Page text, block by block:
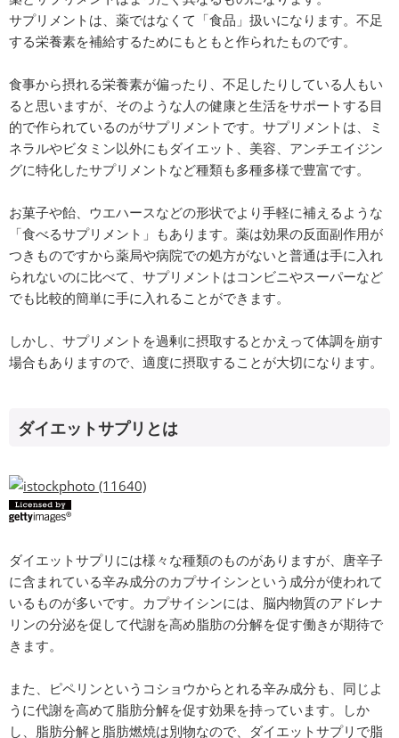
サプリメントは、薬ではなくて「食品」扱いになります。不足
する栄養素を補給するためにもともと作られたものです。
食事から摂れる栄養素が偏ったり、不足したりしている人もい
ると思いますが、そのような人の健康と生活をサポートする目
的で作られているのがサプリメントです。サプリメントは、ミ
ネラルやビタミン以外にもダイエット、美容、アンチエイジン
グに特化したサプリメントなど種類も多種多様で豊富です。
お菓子や飴、ウエハースなどの形状でより手軽に補えるような
「食べるサプリメント」もあります。薬は効果の反面副作用が
つきものですから薬局や病院での処方がないと普通は手に入れ
られないのに比べて、サプリメントはコンビニやスーパーなど
でも比較的簡単に手に入れることができます。
しかし、サプリメントを過剰に摂取するとかえって体調を崩す
場合もありますので、適度に摂取することが大切になります。
ダイエットサプリとは
ダイエットサプリには様々な種類のものがありますが、唐辛子
に含まれている辛み成分のカプサイシンという成分が使われて
いるものが多いです。カプサイシンには、脳内物質のアドレナ
リンの分泌を促して代謝を高め脂肪の分解を促す働きが期待で
きます。
また、ピペリンというコショウからとれる辛み成分も、同じよ
うに代謝を高めて脂肪分解を促す効果を持っています。しか
し、脂肪分解と脂肪燃焼は別物なので、ダイエットサプリで脂